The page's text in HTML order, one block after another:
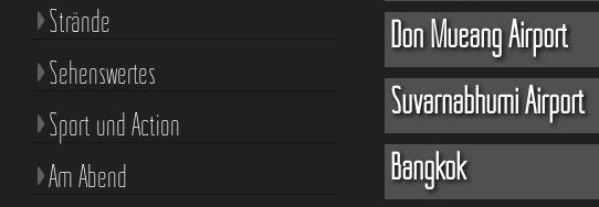
Don Mueang Airport
Suvarnabhumi Airport
Bangkok
Strände
Sehenswertes
Sport und Action
Am Abend